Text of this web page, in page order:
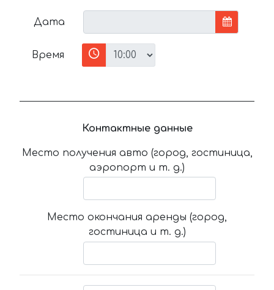
Дата
Время
Контактные данные
Место получения авто (город, гостиница,
аэропорт и т. д.)
Место окончания аренды (город,
гостиница и т. д.)